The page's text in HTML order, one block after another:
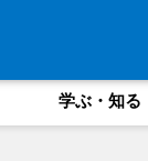
学ぶ・知る